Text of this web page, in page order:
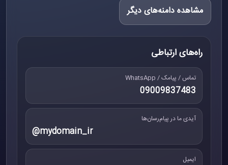
مشاهده دامنه‌های دیگر
راه‌های ارتباطی
تماس / پیامک / WhatsApp
09009837483
آیدی ما در پیام‌رسان‌ها
@mydomain_ir
ایمیل